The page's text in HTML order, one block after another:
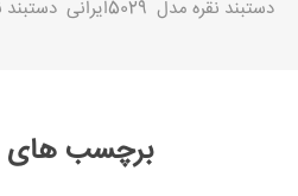
دستبند نقره مدل 5029ایرانی دستبند نقره عیار 925
برچسب